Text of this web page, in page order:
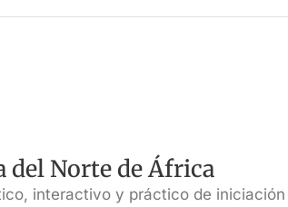
del Norte de África
interactivo y práctico de